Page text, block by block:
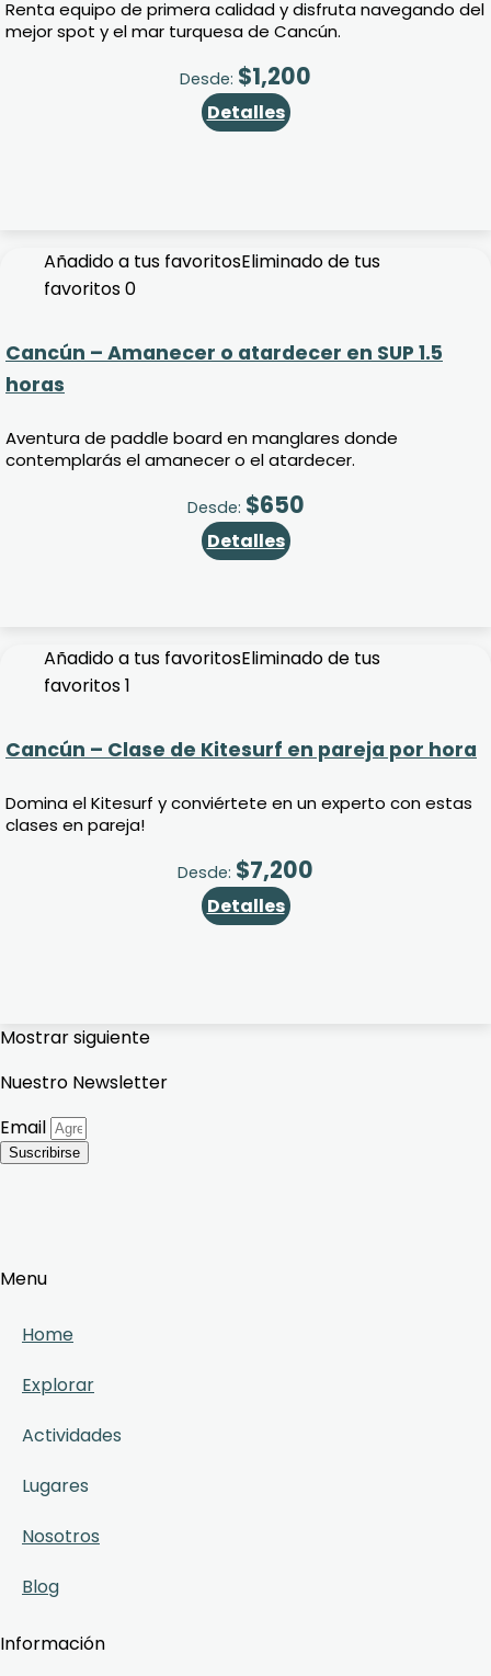
Renta equipo de primera calidad y disfruta navegando del
mejor spot y el mar turquesa de Cancún.
Desde: $1,200
Detalles
Añadido a tus favoritosEliminado de tus
favoritos0
Cancún – Amanecer o atardecer en SUP 1.5
horas
Aventura de paddle board en manglares donde
contemplarás el amanecer o el atardecer.
Desde: $650
Detalles
Añadido a tus favoritosEliminado de tus
favoritos1
Cancún – Clase de Kitesurf en pareja por hora
Domina el Kitesurf y conviértete en un experto con estas
clases en pareja!
Desde: $7,200
Detalles
Mostrar siguiente
Nuestro Newsletter
Email
Suscribirse
Menu
Home
Explorar
Actividades
Lugares
Nosotros
Blog
Información